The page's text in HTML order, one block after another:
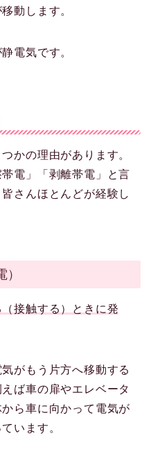
動します。
電気です。
かの理由があります。
電」「剥離帯電」と言
さんほとんどが経験し
接触する）ときに発
がもう片方へ移動する
ば車の扉やエレベータ
ら車に向かって電気が
います。